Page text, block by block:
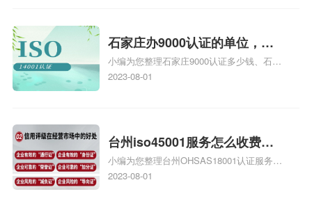
体系认证知识，详情可查看下方正文！
石家庄办9000认证的单位，石
家庄9000认证的公司
小编为您整理石家庄9000认证多少钱、石家
庄9000认证价格多少钱、石家庄9000认证
2023-08-01
台州iso45001服务怎么收费，
台州iso45001认证服务怎么收
费
小编为您整理台州OHSAS18001认证服务中
心哪家收费便宜、台州ISO9000认证，哪个
2023-08-01